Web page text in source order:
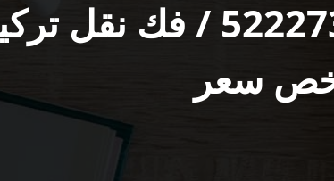
شركة نقل عفش الصديق /
سعر